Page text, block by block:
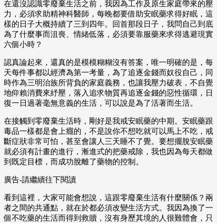
在還沒認識零廢棄生活之前，我因為工作及原生家庭帶來的壓
力，必須求助精神科醫師，每晚都要借助安眠藥求得好眠，這
樣的日子大概持續了三到四年。回首那段日子，我問自己到底
為了什麼事而沮喪、情緒低落，必須要靠服藥來求得逃避現實
六個小時？
認真論起來，還真的是模模糊糊沒有答案，唯一明確的是，每
天每件事都以經濟為第一考量，為了追逐金錢而奴役自己，同
時作為三明治族所背負的家庭義務，也讓我壓力破表，不自覺
地仰賴消費來紓壓，落入追求物質再追逐金錢的惡性循環，日
復一日過著毫無意義的生活，可以說是為了活著而生活。
在接觸到零廢棄生活時，剛好是我戒安眠藥的中期。安眠藥跟
毒品一樣都是會上癮的，不是說你不想吃就可以馬上不吃，戒
斷症狀非常可怕，甚至會讓人三天睡不了覺。要想擺脫安眠藥
就必須有計畫的進行，漸進式的把藥戒除，我也因為每天都做
到既定目標，而成功脫離了藥物的控制。
廣告-請繼續往下閱讀
看到這裡，大家可能會想說，這跟零廢棄生活有什麼關係？兩
者之間的共通點，就在於都必須改變生活方式。我因為換了一
個不吃藥的生活而得到救贖，沒有身歷其境的人很難體會，只